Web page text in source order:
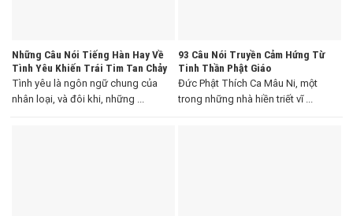
Những Câu Nói Tiếng Hàn Hay Về
Tình Yêu Khiến Trái Tim Tan Chảy
Tình yêu là ngôn ngữ chung của
nhân loại, và đôi khi, những ...
93 Câu Nói Truyền Cảm Hứng Từ
Tinh Thần Phật Giáo
Đức Phật Thích Ca Mâu Ni, một
trong những nhà hiền triết vĩ ...